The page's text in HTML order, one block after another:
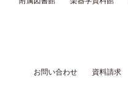
お問い合わせ 資料請求